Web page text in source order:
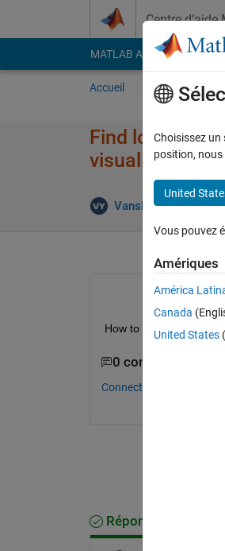
Centre d’aide
MATLAB Answers File
Accueil Poser une
Find local
visualize the
Vansh 2 Nov 2021
How to do this concavity
0 commentaires
Connectez-vous pour
Réponse acceptée
Choisissez un
position,
United
Vous pouvez
Amériques
América
Canada
United States